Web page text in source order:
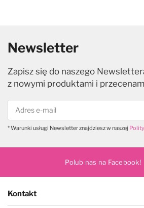
Newsletter
Zapisz się do naszego
z nowymi produktami i
* Warunki usługi Newsletter znajdziesz w naszej
Polub nas na Facebook!
Kontakt